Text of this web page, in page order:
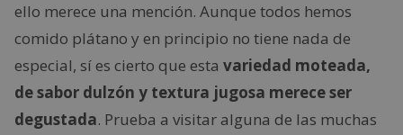
ello merece una mención. Aunque todos hemos
comido plátano y en principio no tiene nada de
especial, sí es cierto que esta variedad moteada,
de sabor dulzón y textura jugosa merece ser
degustada. Prueba a visitar alguna de las muchas